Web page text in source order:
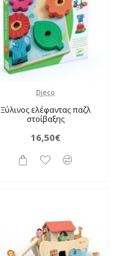
Djeco
Ξύλινος ελέφαντας παζλ
στοίβαξης
16,50€